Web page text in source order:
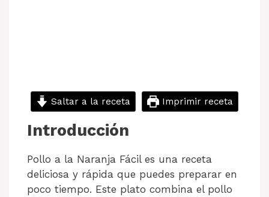
Saltar a la receta Imprimir receta
Introducción
Pollo a la Naranja Fácil es una receta
deliciosa y rápida que puedes preparar en
poco tiempo. Este plato combina el pollo